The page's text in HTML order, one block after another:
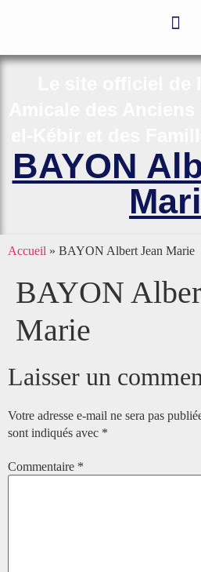
BAYON
Accueil » BAYON Albert Jean Marie
BAYON
Marie
Laisser un
Votre adresse e-mail ne sera pas
sont indiqués avec *
Commentaire *